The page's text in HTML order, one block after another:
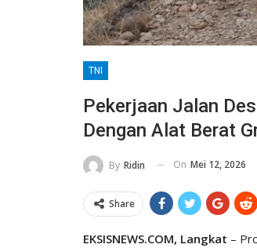
TNI
Pekerjaan Jalan
Dengan Alat Berat
By Ridin On Mei 12, 2026
Share
EKSISNEWS.COM, Langkat –